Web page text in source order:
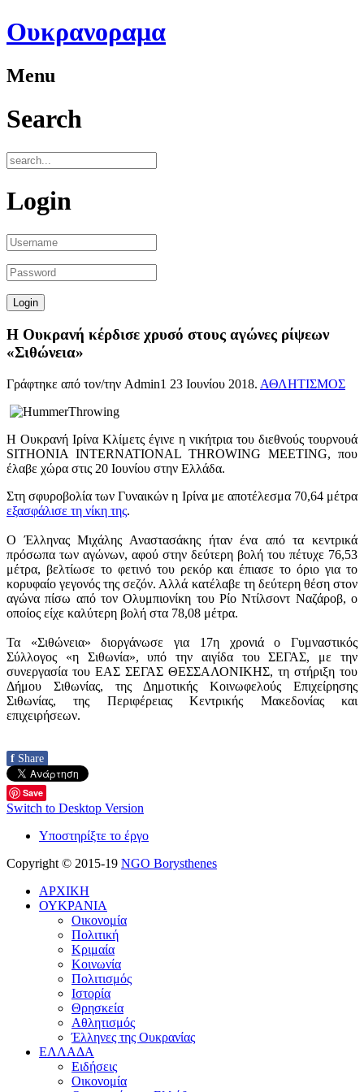
Ουκρανοραμα
Menu
Search
Login
Η Ουκρανή κέρδισε χρυσό στους αγώνες ρίψεων
«Σιθώνεια»
Γράφτηκε από τον/την Admin1 23 Ιουνίου 2018. ΑΘΛΗΤΙΣΜΟΣ
Η Ουκρανή Ιρίνα Κλίμετς έγινε η νικήτρια του διεθνούς τουρνουά
SITHONIA INTERNATIONAL THROWING MEETING, που
έλαβε χώρα στις 20 Ιουνίου στην Ελλάδα.
Στη σφυροβολία των Γυναικών η Ιρίνα με αποτέλεσμα 70,64 μέτρα
εξασφάλισε τη νίκη της.
Ο Έλληνας Μιχάλης Αναστασάκης ήταν ένα από τα κεντρικά
πρόσωπα των αγώνων, αφού στην δεύτερη βολή του πέτυχε 76,53
μέτρα, βελτίωσε το φετινό του ρεκόρ και έπιασε το όριο για το
κορυφαίο γεγονός της σεζόν. Αλλά κατέλαβε τη δεύτερη θέση στον
αγώνα πίσω από τον Ολυμπιονίκη του Ρίο Ντίλσοντ Ναζάροβ, ο
οποίος είχε καλύτερη βολή στα 78,08 μέτρα.
Τα «Σιθώνεια» διοργάνωσε για 17η χρονιά ο Γυμναστικός
Σύλλογος «η Σιθωνία», υπό την αιγίδα του ΣΕΓΑΣ, με την
συνεργασία του ΕΑΣ ΣΕΓΑΣ ΘΕΣΣΑΛΟΝΙΚΗΣ, τη στήριξη του
Δήμου Σιθωνίας, της Δημοτικής Κοινωφελούς Επιχείρησης
Σιθωνίας, της Περιφέρειας Κεντρικής Μακεδονίας και
επιχειρήσεων.
f Share
Save
Switch to Desktop Version
Υποστηρίξτε το έργο
Copyright © 2015-19 NGO Borysthenes
ΑΡΧΙΚΗ
ΟΥΚΡΑΝΙΑ
Οικονομία
Πολιτική
Κριμαία
Κοινωνία
Πολιτισμός
Ιστορία
Θρησκεία
Αθλητισμός
Έλληνες της Ουκρανίας
ΕΛΛΑΔΑ
Ειδήσεις
Οικονομία